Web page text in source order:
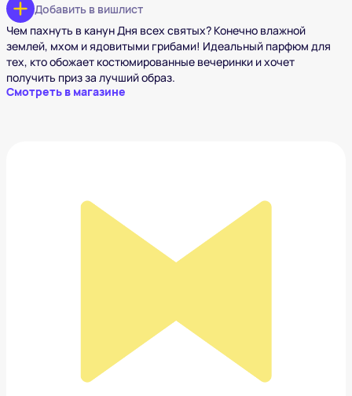
Добавить в вишлист
Чем пахнуть в канун Дня всех святых? Конечно влажной
землей, мхом и ядовитыми грибами! Идеальный парфюм для
тех, кто обожает костюмированные вечеринки и хочет
получить приз за лучший образ.
Смотреть в магазине
Добавить в вишлист